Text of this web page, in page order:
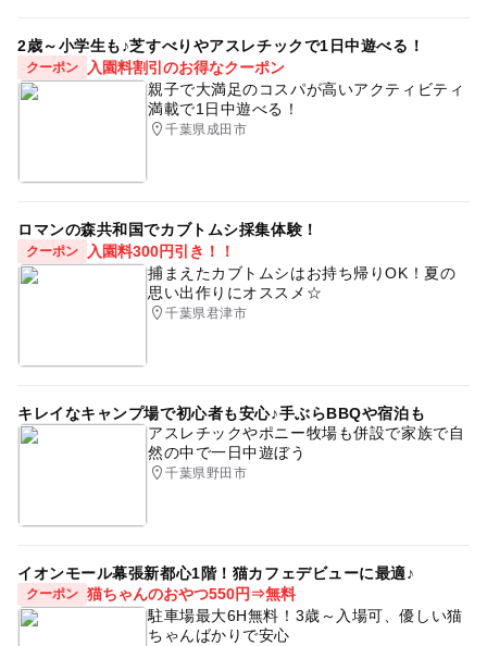
2歳～小学生も♪芝すべりやアスレチックで1日中遊べる！
クーポン
入園料割引のお得なクーポン
親子で大満足のコスパが高いアクティビティ
満載で1日中遊べる！
千葉県成田市
ロマンの森共和国でカブトムシ採集体験！
クーポン
入園料300円引き！！
捕まえたカブトムシはお持ち帰りOK！夏の
思い出作りにオススメ☆
千葉県君津市
キレイなキャンプ場で初心者も安心♪手ぶらBBQや宿泊も
アスレチックやポニー牧場も併設で家族で自
然の中で一日中遊ぼう
千葉県野田市
イオンモール幕張新都心1階！猫カフェデビューに最適♪
クーポン 猫ちゃんのおやつ550円⇒無料
駐車場最大6H無料！3歳～入場可、優しい猫
ちゃんばかりで安心